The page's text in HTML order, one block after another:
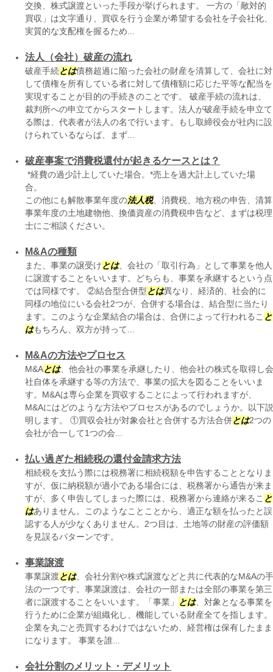
交換、株式譲渡といった手段が挙げられます。 一方の「敵対的
買収」は文字通り、買収を行う企業が希望する会社を子会社化、
実質的な支配権を握るため...
法人（会社）破産の流れ
破産手続とは債務超過に陥った会社の財産を清算して、会社に対
して債権を所有している者に対して債権額に応じた平等な配当を
実現することが目的の手続きのことです。 破産手続の流れは、
裁判所への申立てからスタートします。法人が破産手続を申立て
る際は、代表者が法人の名で行います。もし取締役会が社内に設
けられているならば、まず...
破産事案で消費税還付が起きるケースとは？
*経費の過少計上していた場合。*売上を過大計上していた場
合
この他にも解散事業年度の法人税、消費税、地方税の申告、清算
事業年度の土地建物他、換価資産の消費税申告など、まずは税理
士にご相談ください。
M&Aの種類
また、事業の譲受けとは、会社の「取引行為」として事業を他人
に譲渡することをいいます。どちらも、事業を承継するという点
では同様です。 ②結合型合併型とは異なり、経済的、社会的に
同様の地位にいる会社2つが、合併する場合は、結合型に当たり
ます。このような企業結合の場合は、合併によって行われるこ と
はもちろん、双方が持って...
M&Aの方法やプロセス
M&Aとは、他会社の事業を承継したり、他会社の株式を取得し会
社自体を承継する等の方法で、事業の拡大を図ることをいいま
す。M&Aは専ら企業を買収することによって行われますが、
M&Aにはどのような方法やプロセスがあるのでしょうか。以下説
明します。 ①買収会社が対象会社と合併する方法合併とは2つの
会社が合一して1つの会...
払い過ぎた相続税の還付金請求方法
相続税を支払う際には税務署に相続税額を申告することとなりま
すが、仮に納税額が過小である場合には、税務署から通告が来ま
すが、多く申告してしまった際には、税務署から連絡が来るこ と
はありません。このようなことことから、適正な額を払ったと誤
認する人が少なくありません。2つ目は、土地等の財産の評価額
を見誤るパターンです。
事業譲渡
事業譲渡とは、会社分割や株式譲渡などと共に代表的なM&Aの手
法の一つです。事業譲渡は、会社の一部または全部の事業を第三
者に譲渡することをいいます。「事業」
とは、対象となる事業を
行うために企業が組織化し、機能している財産全てを指します。
企業を丸ごと売買するわけではないため、経営権は保有したまま
になります。 事業を誰...
会社分割のメリット・デメリット